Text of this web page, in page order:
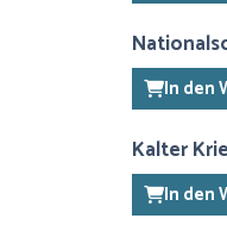
In den
Kalter
In den